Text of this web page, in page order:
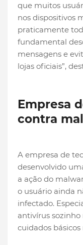
que muitos
nos dispositivos
praticamente
fundamental
mensagens e
lojas oficiais”,
Empresa
contra
A empresa de
desenvolvido
a ação do
o usuário ainda
infectado.
antivírus
cuidados